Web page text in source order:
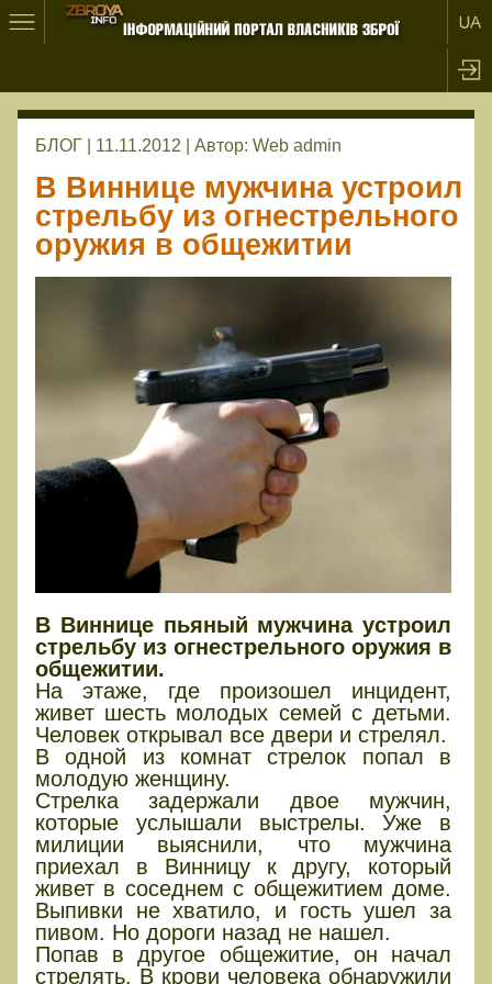
БЛОГ | 11.11.2012 | Автор: Web admin
В Виннице мужчина устроил
стрельбу из огнестрельного
оружия в общежитии
В Виннице пьяный мужчина устроил
стрельбу из огнестрельного оружия в
общежитии.
На этаже, где произошел инцидент,
живет шесть молодых семей с детьми.
Человек открывал все двери и стрелял.
В одной из комнат стрелок попал в
молодую женщину.
Стрелка задержали двое мужчин,
которые услышали выстрелы. Уже в
милиции выяснили, что мужчина
приехал в Винницу к другу, который
живет в соседнем с общежитием доме.
Выпивки не хватило, и гость ушел за
пивом. Но дороги назад не нашел.
Попав в другое общежитие, он начал
стрелять. В крови человека обнаружили